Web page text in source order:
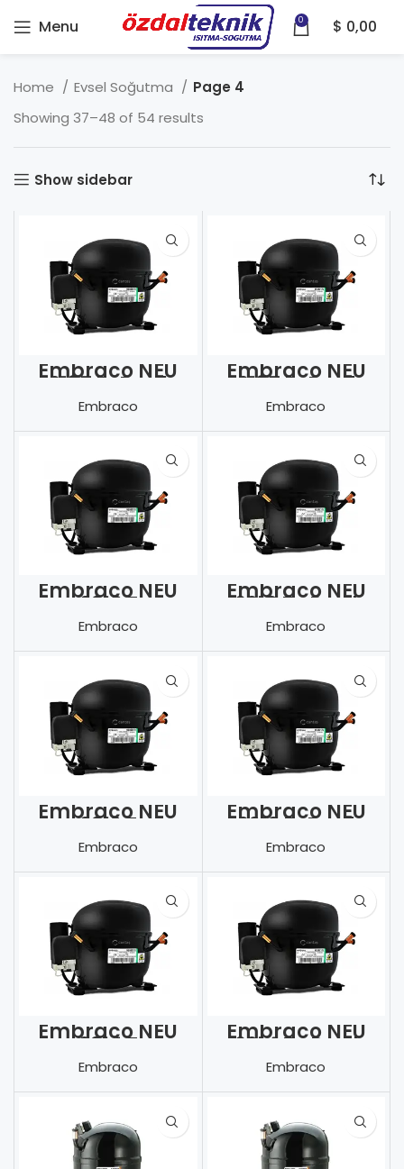
Menu 0 $ 0,00
Home Evsel Soğutma
Page 4
Showing 37–48 of 54 results
Show sidebar
Embraco NEU
6187 Z-Dual
frekans
Embraco
Embraco NEU
6187 Z-Dual
frekans
Embraco
Embraco NEU
6210 Z
Embraco
Embraco NEU
6210 Z -Dual
Frekans
Embraco
Embraco NEU
6212 Z
Embraco
Embraco NEU
6212 Z-Dual
Frekans
Embraco
Embraco NEU
6214 Z
Embraco
Embraco NEU
6214 Z- Dual
frekans
Embraco